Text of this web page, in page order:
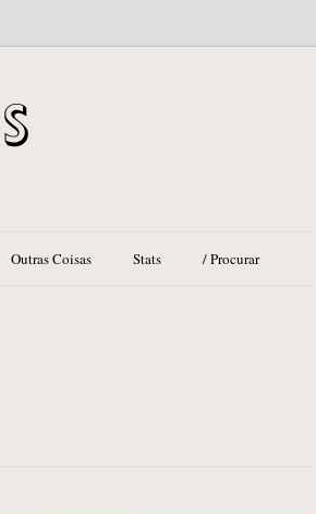
Outras Coisas Stats / Procurar